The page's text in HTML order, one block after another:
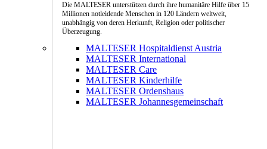
Die MALTESER unterstützen durch ihre humanitäre Hilfe über 15
Millionen notleidende Menschen in 120 Ländern weltweit,
unabhängig von deren Herkunft, Religion oder politischer
Überzeugung.
MALTESER Hospitaldienst Austria
MALTESER International
MALTESER Care
MALTESER Kinderhilfe
MALTESER Ordenshaus
MALTESER Johannesgemeinschaft